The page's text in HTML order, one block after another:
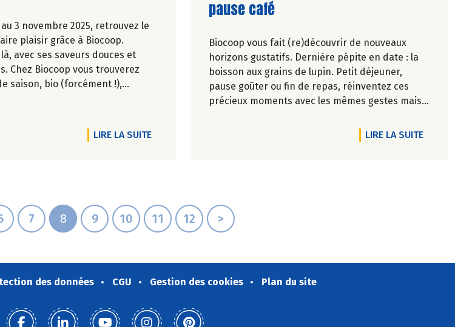
2025
3 novembre 2025, retrouvez le
plaisir grâce à Biocoop.
là, avec ses saveurs douces et
Chez Biocoop vous trouverez
saison, bio (forcément !),
LIRE LA SUITEDE L'ARTICLE GOÛTONS L'AUTOMNE !
pause café
Biocoop vous fait (re)découvrir de nouveaux
horizons gustatifs. Dernière pépite en date : la
boisson aux grains de lupin. Petit déjeuner,
pause goûter ou fin de repas, réinventez ces
précieux moments avec les mêmes gestes mais
proposez de nouveaux horizons à votre tasse :
chicorée, orge… et désormais lupin !
LIRE LA SUITEDE
7 8 9 10 11 12 >
des données CGU Gestion des cookies Plan du site